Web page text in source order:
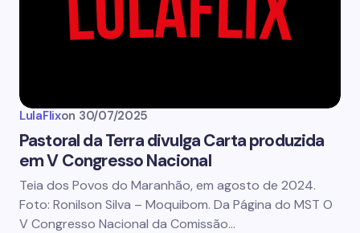
LulaFlixon 30/07/2025
Pastoral da Terra divulga Carta produzida
em V Congresso Nacional
Teia dos Povos do Maranhão, em agosto de 2024.
Foto: Ronilson Silva – Moquibom. Da Página do MST O
V Congresso Nacional da Comissão…